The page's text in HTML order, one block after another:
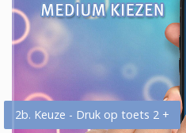
2b. Keuze - Druk op toets 2 +